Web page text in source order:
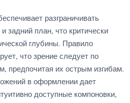
разграничивать
задний план, что критически
глубины. Правило
что зрение следует по
предпочитая их острым изгибам.
в оформлении дает
доступные компоновки,